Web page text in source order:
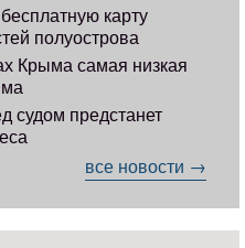
карту
полуострова
Крыма самая низкая
судом предстанет
все новости →